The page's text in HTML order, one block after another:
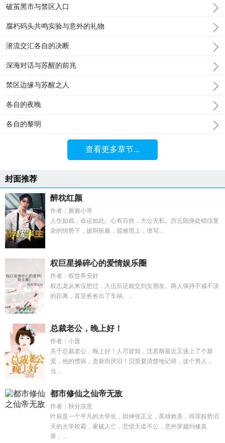
破茧黑市与禁区入口
腐朽码头共鸣实验与意外的礼物
潜流交汇各自的决断
深海对话与苏醒的前兆
禁区边缘与苏醒之人
各自的夜晚
各自的黎明
查看更多章节...
封面推荐
醉枕红颜
作者：旖旎小哥
人生如戏，命运如此。心有百姓，大公无私。厉元朗身处错综复
杂的情势下，披荆斩棘，迎难而上，谱写...
权巨星操碎心的爱情娱乐圈
作者：权世界安好
权志龙从来没想过，入伍后还能交到女朋友。两人保持不咸不淡
的距离，直至爸爸出了车祸。...
总裁老公，晚上好！
作者：小庞
关于总裁老公，晚上好！人尽皆知，沈君斯最近又迷上了个新
宠，他的惯病，贪新而厌旧！贝萤夏清楚地记得，这个男人，
当...
都市修仙之仙帝无敌
作者：秋分凉意
叶辰是一个平凡的大学生，因伸张正义，英雄救美，得罪权势滔
天的大学校霸，家破人亡，悲愤天道不公，意外穿越到修真
界，...